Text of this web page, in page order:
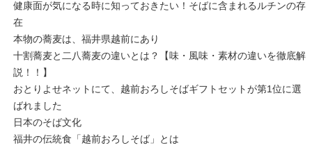
健康面が気になる時に知っておきたい！そばに含まれるルチンの存
在
本物の蕎麦は、福井県越前にあり
十割蕎麦と二八蕎麦の違いとは？【味・風味・素材の違いを徹底解
説！！】
おとりよせネットにて、越前おろしそばギフトセットが第1位に選
ばれました
日本のそば文化
福井の伝統食「越前おろしそば」とは